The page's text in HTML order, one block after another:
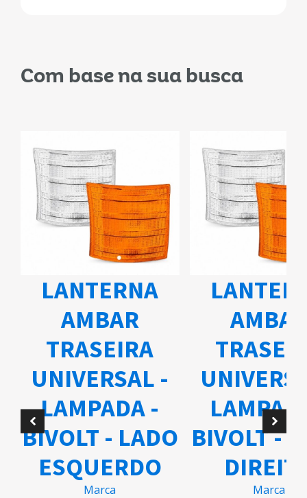
Com base na sua busca
LANTERNA
AMBAR
TRASEIRA
UNIVERSAL -
LAMPADA -
BIVOLT - LADO
ESQUERDO
Marca
BIVOLT -
Marca